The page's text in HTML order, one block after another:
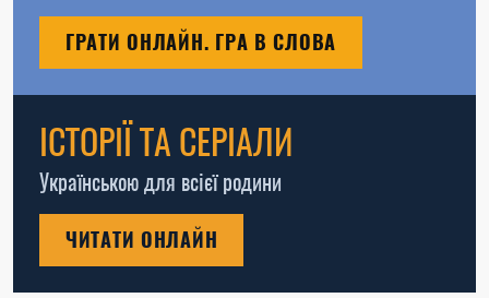
ГРАТИ ОНЛАЙН. ГРА В СЛОВА
ІСТОРІЇ ТА СЕРІАЛИ
Українською для всієї родини
ЧИТАТИ ОНЛАЙН